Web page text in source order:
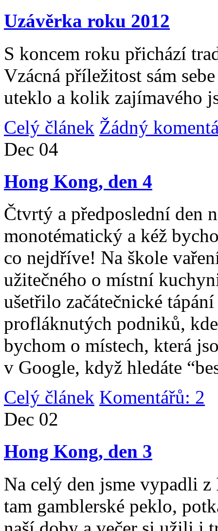
Uzávěrka roku 2012
S koncem roku přichází
Vzácná příležitost sám
uteklo a kolik zajímavého
Celý článek Žádný
Dec 04
Hong Kong, den 4
Čtvrtý a předposlední den
monotématický a kéž
co nejdříve! Na škole
užitečného o místní
ušetřilo začátečnické
profláknutých podniků,
bychom o místech, která
v Google, když hledáte
Celý článek Komentářů: 2
Dec 02
Hong Kong, den 3
Na celý den jsme vypadli
tam gamblerské peklo,